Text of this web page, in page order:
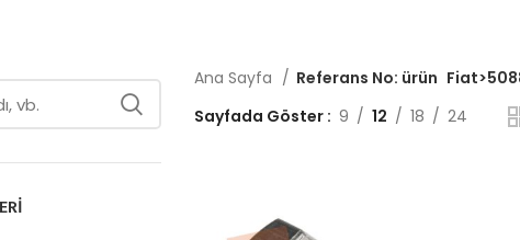
Ana Sayfa Referans No: ürün
Sayfada Göster
9 12 18 24